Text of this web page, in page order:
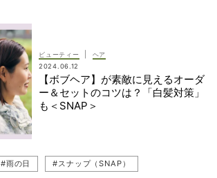
#プチプラ
#雨の日コーデビューティー
ヘア
2024.06.12
【ボブヘア】が素敵に見えるオーダ
ー＆セットのコツは？「白髪対策」
も＜SNAP＞
#雨の日 #スナップ（SNAP）